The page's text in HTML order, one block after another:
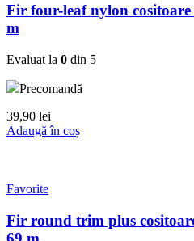
Fir four-leaf nylon
m
Evaluat la 0 din 5
Precomandă
39,90 lei
Adaugă în coș
Favorite
Fir round trim plus